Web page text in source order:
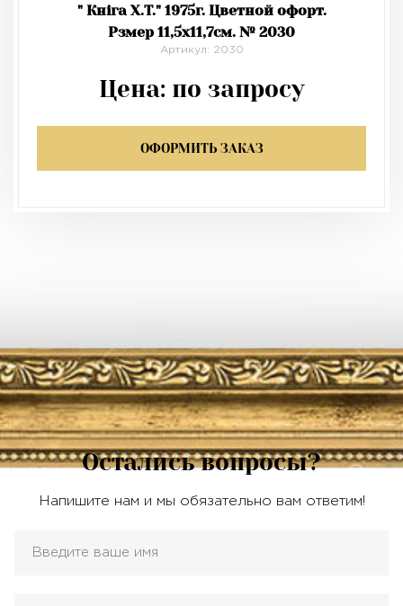
" Кніга Х.Т." 1975г. Цветной офорт.
Рзмер 11,5х11,7см. № 2030
Артикул: 2030
Цена: по запросу
ОФОРМИТЬ ЗАКАЗ
Остались вопросы?
Напишите нам и мы обязательно вам ответим!